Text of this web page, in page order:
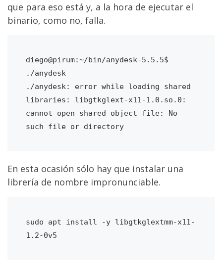
que para eso está y, a la hora de ejecutar el
binario, como no, falla.
diego@pirum:~/bin/anydesk-5.5.5$
./anydesk
./anydesk: error while loading shared
libraries: libgtkglext-x11-1.0.so.0:
cannot open shared object file: No
such file or directory
En esta ocasión sólo hay que instalar una
librería de nombre impronunciable.
sudo apt install -y libgtkglextmm-x11-
1.2-0v5